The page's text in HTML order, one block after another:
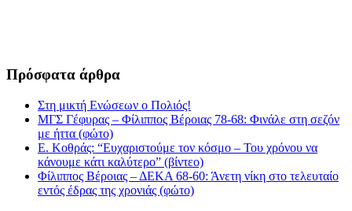
Πρόσφατα άρθρα
Στη μικτή Ενώσεων ο Πολιός!
ΜΓΣ Γέφυρας – Φίλιππος Βέροιας 78-68: Φινάλε στη σεζόν
με ήττα (φώτο)
Ε. Κοθράς: “Ευχαριστούμε τον κόσμο – Του χρόνου να
κάνουμε κάτι καλύτερο” (βίντεο)
Φίλιππος Βέροιας – ΔΕΚΑ 68-60: Άνετη νίκη στο τελευταίο
εντός έδρας της χρονιάς (φώτο)